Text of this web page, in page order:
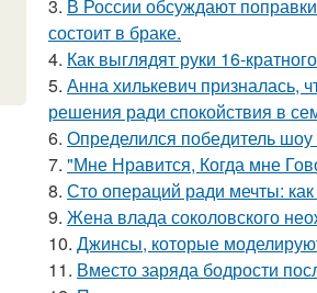
3. В России обсуждают
состоит в браке.
4. Как выглядят руки 16-
5. Анна хилькевич призналась,
решения ради спокойствия в
6. Определился победитель
7. "Мне Нравится, Когда мне
8. Сто операций ради мечты:
9. Жена влада соколовского
10. Джинсы, которые
11. Вместо заряда бодрости